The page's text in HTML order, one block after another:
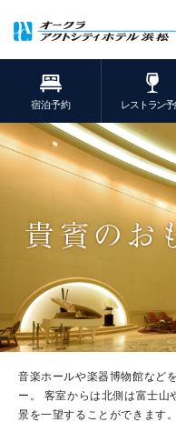
宿泊予約 レストラン
音楽ホールや楽器博物館など
ー。
客室からは北側は富士山
景を一望することができます。